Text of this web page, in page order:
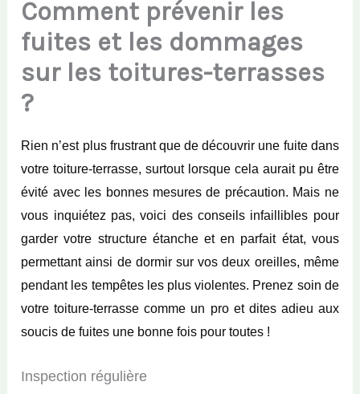
Comment prévenir les
fuites et les dommages
sur les toitures-terrasses
?
Rien n’est plus frustrant que de découvrir une fuite dans
votre toiture-terrasse, surtout lorsque cela aurait pu être
évité avec les bonnes mesures de précaution. Mais ne
vous inquiétez pas, voici des conseils infaillibles pour
garder votre structure étanche et en parfait état, vous
permettant ainsi de dormir sur vos deux oreilles, même
pendant les tempêtes les plus violentes. Prenez soin de
votre toiture-terrasse comme un pro et dites adieu aux
soucis de fuites une bonne fois pour toutes !
Inspection régulière